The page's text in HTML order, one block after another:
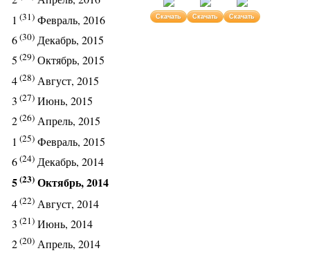
1 (31) Февраль, 2016
6(30) Декабрь, 2015
5 (29) Октябрь, 2015
4(28) Август, 2015
3 (27) Июнь, 2015
2(26) Апрель, 2015
1 (25) Февраль, 2015
6(24) Декабрь, 2014
5(23) Октябрь, 2014
4(22) Август, 2014
3 (21) Июнь, 2014
2(20) Апрель, 2014
Скачать Скачать Скачать